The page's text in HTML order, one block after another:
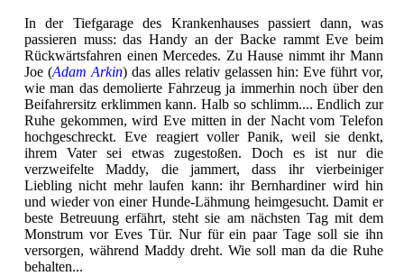
In der Tiefgarage des Krankenhauses passiert dann, was
passieren muss: das Handy an der Backe rammt Eve beim
Rückwärtsfahren einen Mercedes. Zu Hause nimmt ihr Mann
Joe (Adam Arkin) das alles relativ gelassen hin: Eve führt vor,
wie man das demolierte Fahrzeug ja immerhin noch über den
Beifahrersitz erklimmen kann. Halb so schlimm.... Endlich zur
Ruhe gekommen, wird Eve mitten in der Nacht vom Telefon
hochgeschreckt. Eve reagiert voller Panik, weil sie denkt,
ihrem Vater sei etwas zugestoßen. Doch es ist nur die
verzweifelte Maddy, die jammert, dass ihr vierbeiniger
Liebling nicht mehr laufen kann: ihr Bernhardiner wird hin
und wieder von einer Hunde-Lähmung heimgesucht. Damit er
beste Betreuung erfährt, steht sie am nächsten Tag mit dem
Monstrum vor Eves Tür. Nur für ein paar Tage soll sie ihn
versorgen, während Maddy dreht. Wie soll man da die Ruhe
behalten...